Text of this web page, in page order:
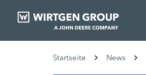
Startseite News